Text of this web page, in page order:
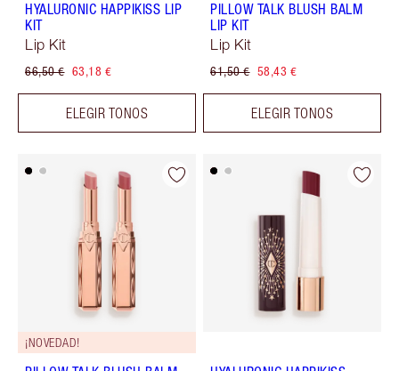
HYALURONIC HAPPIKISS LIP
KIT
Lip Kit
66,50 € 63,18 €
ELEGIR TONOS
PILLOW TALK BLUSH BALM
LIP KIT
Lip Kit
61,50 € 58,43 €
ELEGIR TONOS
¡NOVEDAD!